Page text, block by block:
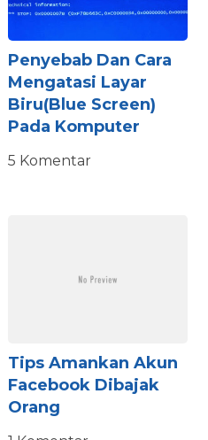
Penyebab Dan Cara
Mengatasi Layar
Biru(blue Screen)
Pada Komputer
5 Komentar
Tips Amankan Akun
Facebook Dibajak
Orang